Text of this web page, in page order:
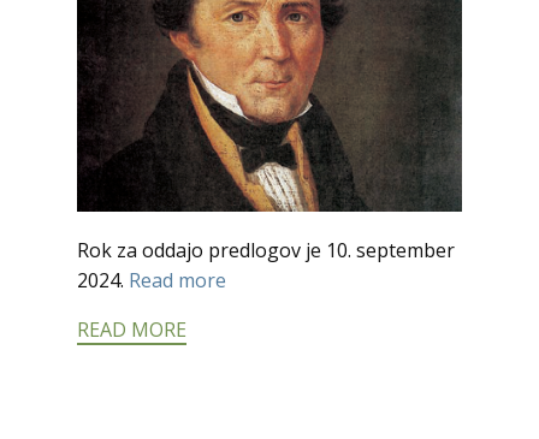
Rok za oddajo predlogov je 10. september
2024. Read more
READ MORE